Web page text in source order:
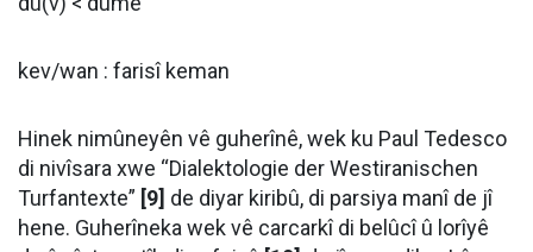
kev/wan : farisî keman
Hinek nimûneyên vê guherînê, wek ku Paul Tedesco
di nivîsara xwe “Dialektologie der Westiranischen
Turfantexte” [9] de diyar kiribû, di parsiya manî de jî
hene. Guherîneka wek vê carcarkî di belûcî û lorîyê